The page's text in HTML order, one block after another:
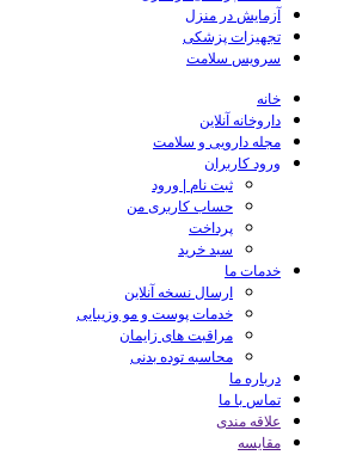
آزمایش در منزل
تجهیزات پزشکی
سرویس سلامت
خانه
داروخانه آنلاین
مجله دارویی و سلامت
ورود کاربران
ثبت نام | ورود
حساب کاربری من
پرداخت
سبد خرید
خدمات ما
ارسال نسخه آنلاین
خدمات پوست و مو وزیبایی
مراقبت های زایمان
محاسبه توده بدنی
درباره ما
تماس با ما
علاقه مندی
مقایسه